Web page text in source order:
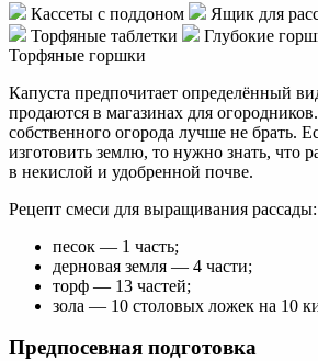
Кассеты с поддоном Ящик для
Торфяные таблетки
Глубокие
Торфяные горшки
Капуста предпочитает определённый
продаются в магазинах для
собственного огорода лучше не брать.
изготовить землю, то нужно знать, что
в некислой и удобренной почве.
Рецепт смеси для выращивания рассады:
песок — 1 часть;
дерновая земля — 4 части;
торф — 13 частей;
зола — 10 столовых ложек на 10
Предпосевная подготовка